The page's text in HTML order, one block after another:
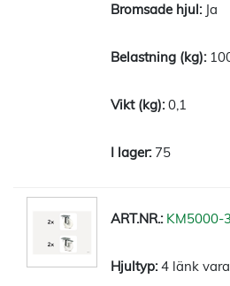
Ja
0,1
75
KM5000-3
4 länk